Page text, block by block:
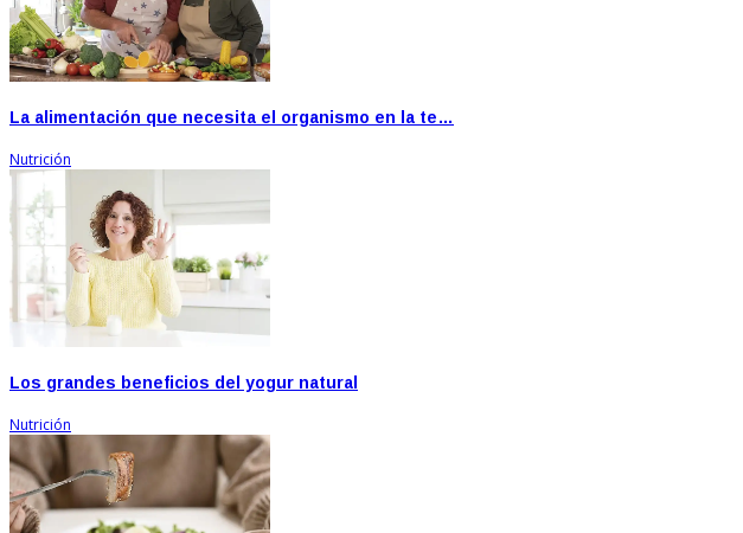
La alimentación que necesita el organismo en la te…
Nutrición
Los grandes beneficios del yogur natural
Nutrición